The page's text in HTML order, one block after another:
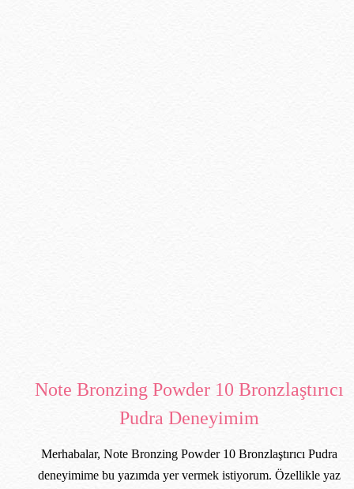
Note Bronzing Powder 10 Bronzlaştırıcı
Pudra Deneyimim
Merhabalar, Note Bronzing Powder 10 Bronzlaştırıcı Pudra
deneyimime bu yazımda yer vermek istiyorum. Özellikle yaz